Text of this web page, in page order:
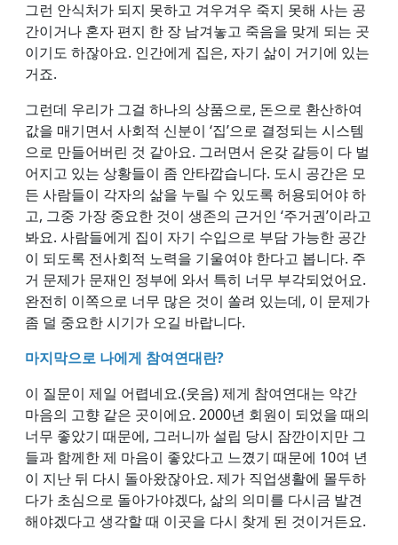
그런 안식처가 되지 못하고 겨우겨우 죽지 못해 사는 공
간이거나 혼자 편지 한 장 남겨놓고 죽음을 맞게 되는 곳
이기도 하잖아요. 인간에게 집은, 자기 삶이 거기에 있는
거죠.
그런데 우리가 그걸 하나의 상품으로, 돈으로 환산하여
값을 매기면서 사회적 신분이 ‘집’으로 결정되는 시스템
으로 만들어버린 것 같아요. 그러면서 온갖 갈등이 다 벌
어지고 있는 상황들이 좀 안타깝습니다. 도시 공간은 모
든 사람들이 각자의 삶을 누릴 수 있도록 허용되어야 하
고, 그중 가장 중요한 것이 생존의 근거인 ‘주거권’이라고
봐요. 사람들에게 집이 자기 수입으로 부담 가능한 공간
이 되도록 전사회적 노력을 기울여야 한다고 봅니다. 주
거 문제가 문재인 정부에 와서 특히 너무 부각되었어요.
완전히 이쪽으로 너무 많은 것이 쏠려 있는데, 이 문제가
좀 덜 중요한 시기가 오길 바랍니다.
마지막으로 나에게 참여연대란?
이 질문이 제일 어렵네요.(웃음) 제게 참여연대는 약간
마음의 고향 같은 곳이에요. 2000년 회원이 되었을 때의
너무 좋았기 때문에, 그러니까 설립 당시 잠깐이지만 그
들과 함께한 제 마음이 좋았다고 느꼈기 때문에 10여 년
이 지난 뒤 다시 돌아왔잖아요. 제가 직업생활에 몰두하
다가 초심으로 돌아가야겠다, 삶의 의미를 다시금 발견
해야겠다고 생각할 때 이곳을 다시 찾게 된 것이거든요.